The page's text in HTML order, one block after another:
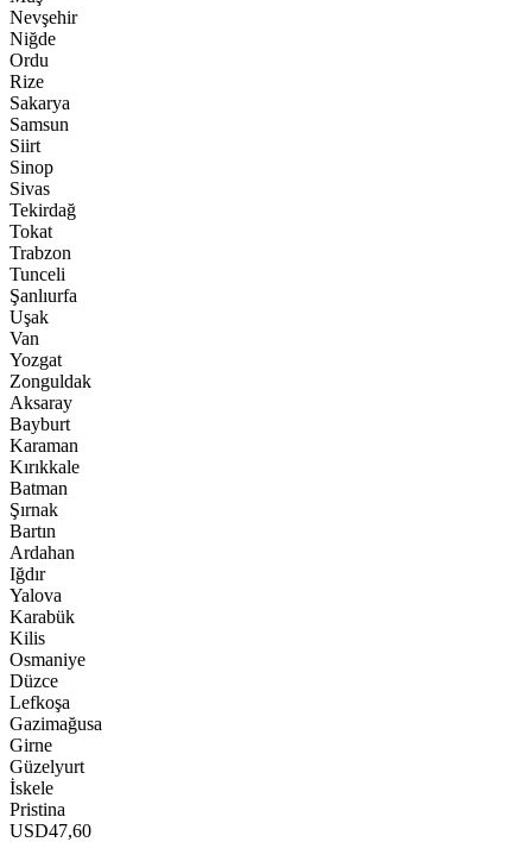
Nevşehir
Niğde
Ordu
Rize
Sakarya
Samsun
Siirt
Sinop
Sivas
Tekirdağ
Tokat
Trabzon
Tunceli
Şanlıurfa
Uşak
Van
Yozgat
Zonguldak
Aksaray
Bayburt
Karaman
Kırıkkale
Batman
Şırnak
Bartın
Ardahan
Iğdır
Yalova
Karabük
Kilis
Osmaniye
Düzce
Lefkoşa
Gazimağusa
Girne
Güzelyurt
İskele
Pristina
USD47,60